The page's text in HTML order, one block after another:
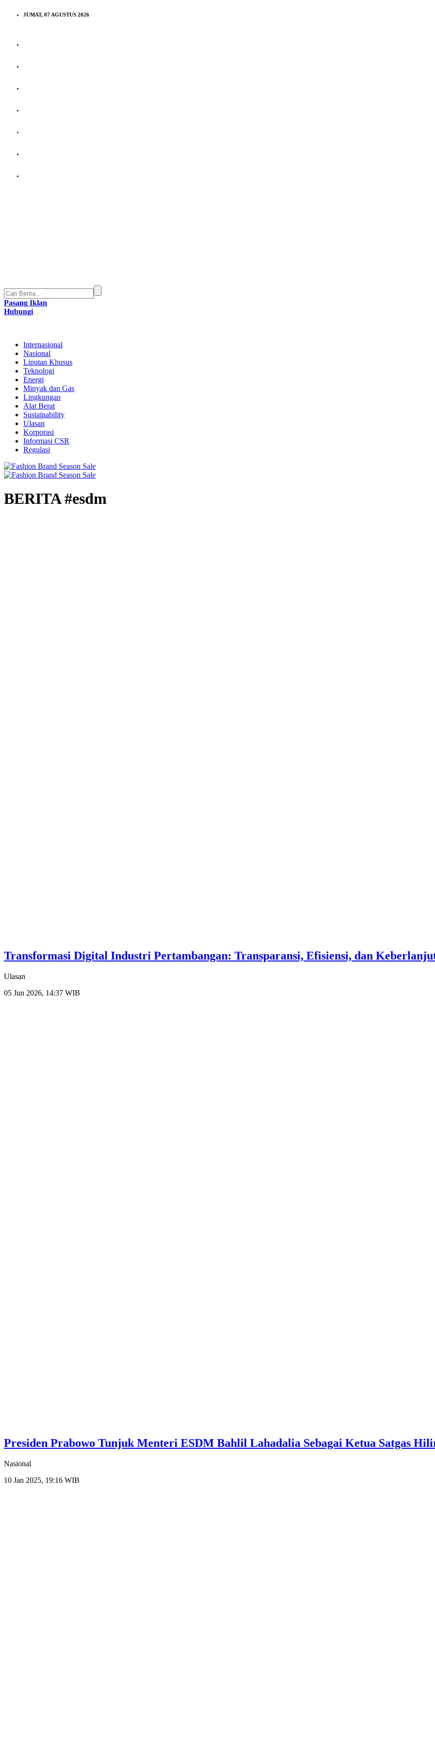
JUMAT, 07 AGUSTUS 2026
Pasang Iklan
Hubungi
Internasional
Nasional
Liputan Khusus
Teknologi
Energi
Minyak dan Gas
Lingkungan
Alat Berat
Sustainability
Ulasan
Korporasi
Informasi CSR
Regulasi
BERITA #esdm
Transformasi Digital Industri Pertambangan: Transparansi, Efisiensi, dan
Ulasan
05 Jun 2026, 14:37 WIB
Presiden Prabowo Tunjuk Menteri ESDM Bahlil Lahadalia Sebagai Ketua Satgas
Nasional
10 Jan 2025, 19:16 WIB